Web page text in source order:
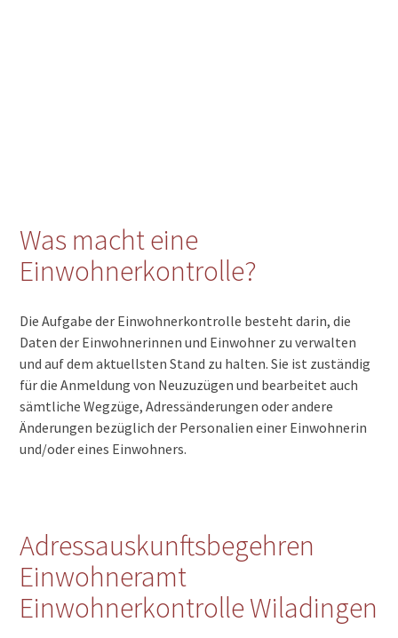
Was macht eine
Einwohnerkontrolle?
Die Aufgabe der Einwohnerkontrolle besteht darin, die
Daten der Einwohnerinnen und Einwohner zu verwalten
und auf dem aktuellsten Stand zu halten. Sie ist zuständig
für die Anmeldung von Neuzuzügen und bearbeitet auch
sämtliche Wegzüge, Adressänderungen oder andere
Änderungen bezüglich der Personalien einer Einwohnerin
und/oder eines Einwohners.
Adressauskunftsbegehren
Einwohneramt
Einwohnerkontrolle Wiladingen